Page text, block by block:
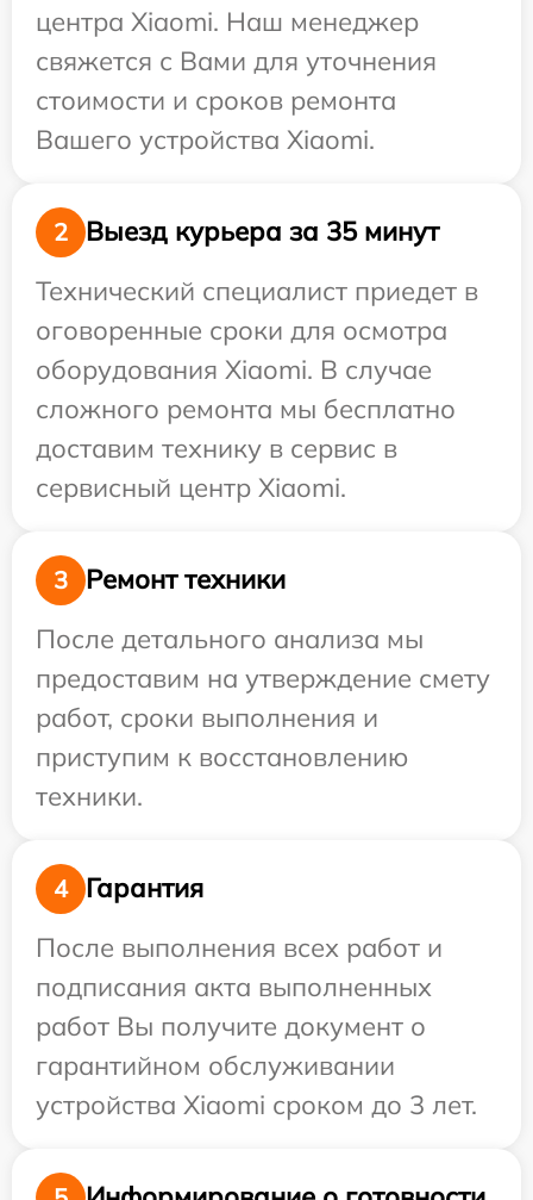
центра Xiaomi. Наш менеджер
свяжется с Вами для уточнения
стоимости и сроков ремонта
Вашего устройства Xiaomi.
2
Выезд курьера за 35 минут
Технический специалист приедет в
оговоренные сроки для осмотра
оборудования Xiaomi. В случае
сложного ремонта мы бесплатно
доставим технику в сервис в
сервисный центр Xiaomi.
3
Ремонт техники
После детального анализа мы
предоставим на утверждение смету
работ, сроки выполнения и
приступим к восстановлению
техники.
4
Гарантия
После выполнения всех работ и
подписания акта выполненных
работ Вы получите документ о
гарантийном обслуживании
устройства Xiaomi сроком до 3 лет.